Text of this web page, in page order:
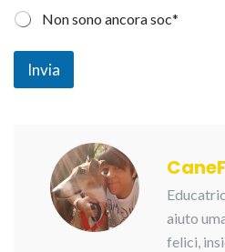
l
E
a
Non sono ancora soc*
Invia
aiuto
felici,